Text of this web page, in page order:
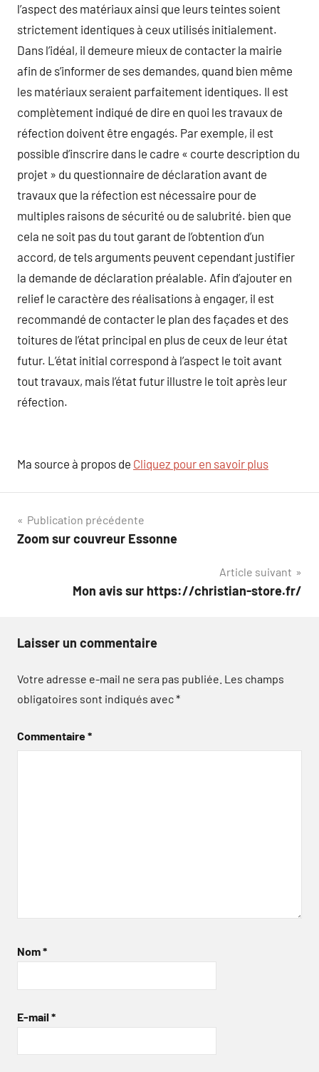
l’aspect des matériaux ainsi que leurs teintes soient
strictement identiques à ceux utilisés initialement.
Dans l’idéal, il demeure mieux de contacter la mairie
afin de s’informer de ses demandes, quand bien même
les matériaux seraient parfaitement identiques. Il est
complètement indiqué de dire en quoi les travaux de
réfection doivent être engagés. Par exemple, il est
possible d’inscrire dans le cadre « courte description du
projet » du questionnaire de déclaration avant de
travaux que la réfection est nécessaire pour de
multiples raisons de sécurité ou de salubrité. bien que
cela ne soit pas du tout garant de l’obtention d’un
accord, de tels arguments peuvent cependant justifier
la demande de déclaration préalable. Afin d’ajouter en
relief le caractère des réalisations à engager, il est
recommandé de contacter le plan des façades et des
toitures de l’état principal en plus de ceux de leur état
futur. L’état initial correspond à l’aspect le toit avant
tout travaux, mais l’état futur illustre le toit après leur
réfection.
Ma source à propos de Cliquez pour en savoir plus
Navigation
de
Publication précédente
Zoom sur couvreur Essonne
Article suivant
Mon avis sur https://christian-store.fr/
Laisser un commentaire
Votre adresse e-mail ne sera pas publiée. Les champs
obligatoires sont indiqués avec*
Commentaire*
Nom*
E-mail *